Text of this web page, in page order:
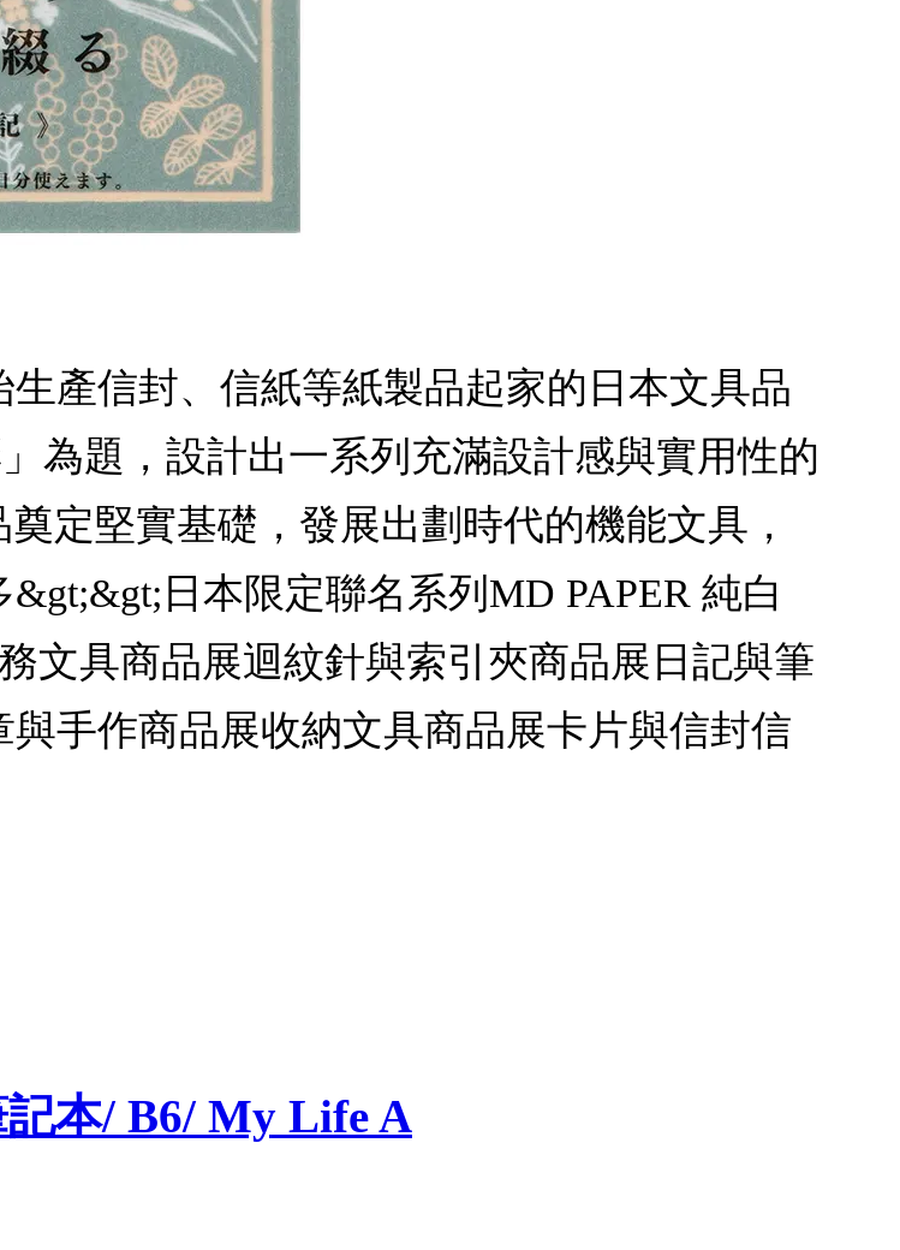
產信封、信紙等紙製品起家的日本文具品
為題，設計出一系列充滿設計感與實用性的
定堅實基礎，發展出劃時代的機能文具，
日本限定聯名系列MD PAPER 純白
文具商品展迴紋針與索引夾商品展日記與筆
手作商品展收納文具商品展卡片與信封信
本/ B6/ My Life A